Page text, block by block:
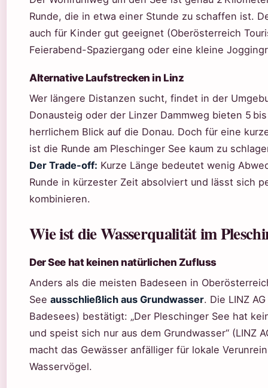
Runde, die in etwa einer Stunde zu schaffen ist.
auch für Kinder gut geeignet (Oberösterreich
Feierabend-Spaziergang oder eine kleine
Alternative Laufstrecken in Linz
Wer längere Distanzen sucht, findet in der
Donausteig oder der Linzer Dammweg bieten 5
herrlichem Blick auf die Donau. Doch für eine
ist die Runde am Pleschinger See kaum zu
Der Trade-off: Kurze Länge bedeutet wenig
Runde in kürzester Zeit absolviert und lässt sich
kombinieren.
Wie ist die Wasserqualität im
Der See hat keinen natürlichen Zufluss
Anders als die meisten Badeseen in
See ausschließlich aus Grundwasser. Die LINZ
Badesees) bestätigt: „Der Pleschinger See hat
und speist sich nur aus dem Grundwasser“ (LINZ
macht das Gewässer anfälliger für lokale
Wasservögel.